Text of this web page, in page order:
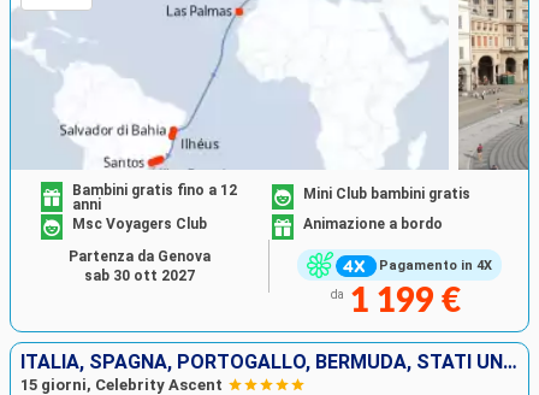
Pagamento in 4X
Bambini gratis fino a 12
anni
Mini Club bambini gratis
Msc Voyagers Club
Animazione a bordo
da 1 199 €
Partenza da Genova
sab 30 ott 2027
ITALIA, SPAGNA, PORTOGALLO, BERMUDA, STATI UNITI
15 giorni, Celebrity Ascent